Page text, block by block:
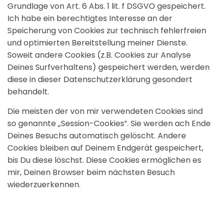
Grundlage von Art. 6 Abs. 1 lit. f DSGVO gespeichert.
Ich habe ein berechtigtes Interesse an der
Speicherung von Cookies zur technisch fehlerfreien
und optimierten Bereitstellung meiner Dienste.
Soweit andere Cookies (z.B. Cookies zur Analyse
Deines Surfverhaltens) gespeichert werden, werden
diese in dieser Datenschutzerklärung gesondert
behandelt.
Die meisten der von mir verwendeten Cookies sind
so genannte „Session-Cookies”. Sie werden ach Ende
Deines Besuchs automatisch gelöscht. Andere
Cookies bleiben auf Deinem Endgerät gespeichert,
bis Du diese löschst. Diese Cookies ermöglichen es
mir, Deinen Browser beim nächsten Besuch
wiederzuerkennen.